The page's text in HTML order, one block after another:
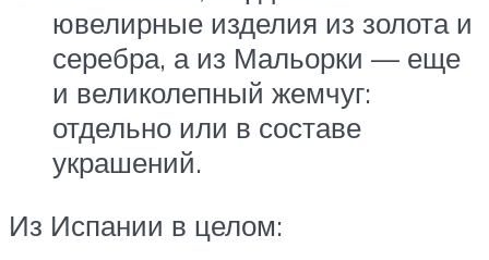
ювелирные изделия из золота и
серебра, а из Мальорки — еще
и великолепный жемчуг:
отдельно или в составе
украшений.
Из Испании в целом: